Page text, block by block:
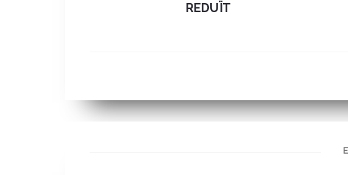
REDUÏT